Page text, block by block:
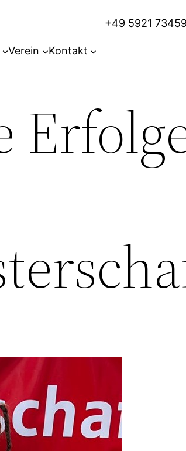
+49 5921
Verein Kontakt